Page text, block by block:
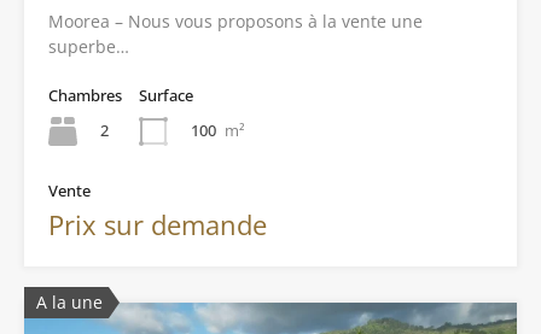
Moorea – Nous vous proposons à la vente une
superbe…
Chambres
2
Surface
100 m²
Vente
Prix sur demande
A la une